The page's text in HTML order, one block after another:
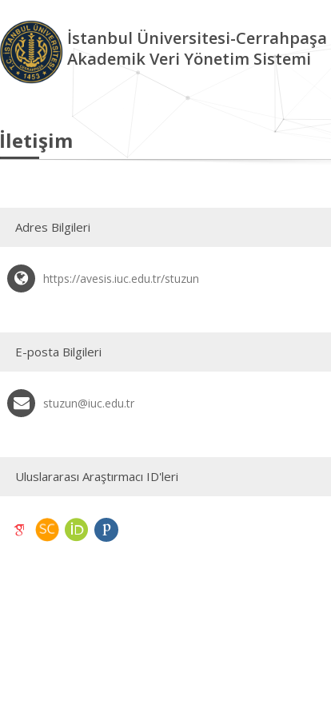
İstanbul Üniversitesi-Cerrahpaşa
Akademik Veri Yönetim Sistemi
İletişim
Adres Bilgileri
https://avesis.iuc.edu.tr/stuzun
E-posta Bilgileri
stuzun@iuc.edu.tr
Uluslararası Araştırmacı ID'leri